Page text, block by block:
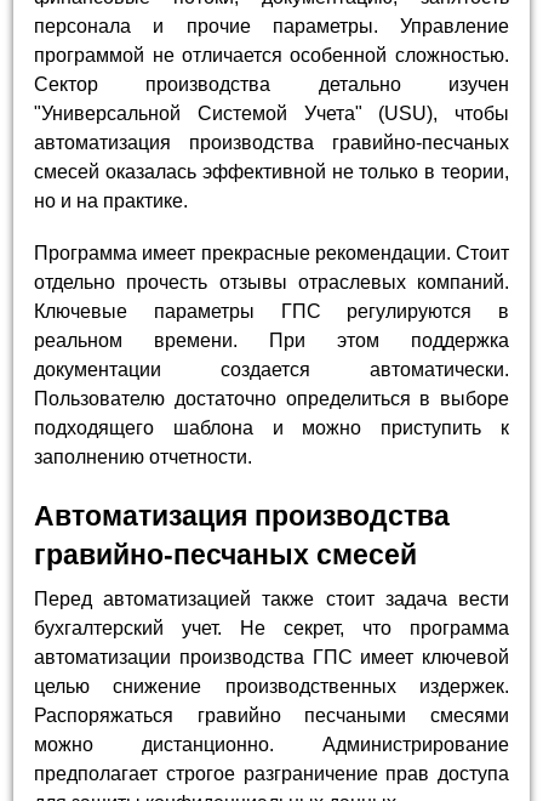
персонала и прочие параметры. Управление
программой не отличается особенной сложностью.
Сектор производства детально изучен
"Универсальной Системой Учета" (USU), чтобы
автоматизация производства гравийно-песчаных
смесей оказалась эффективной не только в теории,
но и на практике.
Программа имеет прекрасные рекомендации. Стоит
отдельно прочесть отзывы отраслевых компаний.
Ключевые параметры ГПС регулируются в
реальном времени. При этом поддержка
документации создается автоматически.
Пользователю достаточно определиться в выборе
подходящего шаблона и можно приступить к
заполнению отчетности.
Автоматизация производства
гравийно-песчаных смесей
Перед автоматизацией также стоит задача вести
бухгалтерский учет. Не секрет, что программа
автоматизации производства ГПС имеет ключевой
целью снижение производственных издержек.
Распоряжаться гравийно песчаными смесями
можно дистанционно. Администрирование
предполагает строгое разграничение прав доступа